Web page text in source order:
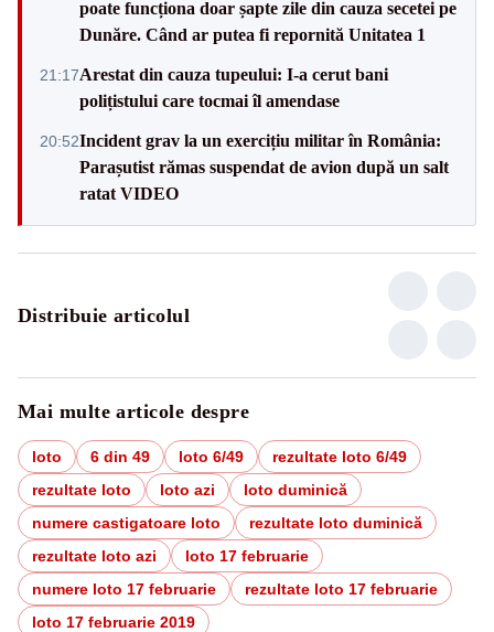
poate funcționa doar șapte zile din cauza secetei pe
Dunăre. Când ar putea fi repornită Unitatea 1
21:17Arestat din cauza tupeului: I-a cerut bani
polițistului care tocmai îl amendase
20:52Incident grav la un exercițiu militar în România:
Parașutist rămas suspendat de avion după un salt
ratat VIDEO
Distribuie articolul
Mai multe articole despre
loto 6 din 49 loto 6/49
rezultate loto 6/49
rezultate loto
loto azi
loto duminică
numere castigatoare loto
rezultate loto duminică
rezultate loto azi
loto 17 februarie
numere loto 17 februarie
rezultate loto 17 februarie
loto 17 februarie 2019